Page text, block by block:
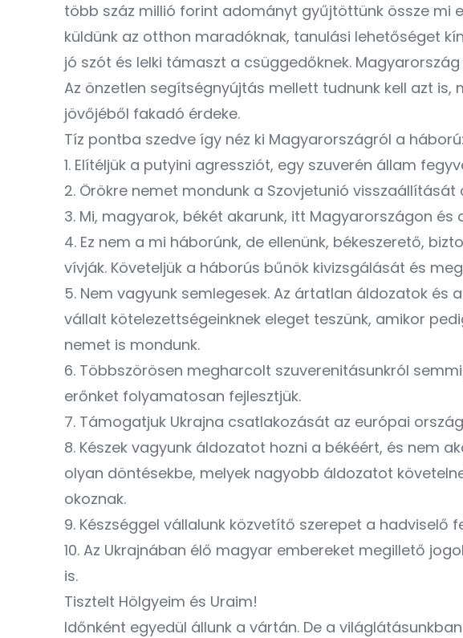
több száz millió forint adományt gyűjtöttünk össze mi
küldünk az otthon maradóknak, tanulási lehetőséget
jó szót és lelki támaszt a csüggedőknek.
Az önzetlen segítségnyújtás mellett tudnunk kell azt
jövőjéből fakadó érdeke.
Tíz pontba szedve így néz ki Magyarországról a háború:
1. Elítéljük a putyini agressziót, egy szuverén állam
2. Örökre nemet mondunk a Szovjetunió
3. Mi, magyarok, békét akarunk, itt Magyarországon
4. Ez nem a mi háborúnk, de ellenünk, békeszerető,
vívják. Követeljük a háborús bűnök kivizsgálását és
5. Nem vagyunk semlegesek. Az ártatlan áldozatok és
vállalt kötelezettségeinknek eleget teszünk, amikor
nemet is mondunk.
6. Többszörösen megharcolt szuverenitásunkról
erőnket folyamatosan fejlesztjük.
7. Támogatjuk Ukrajna csatlakozását az európai
8. Készek vagyunk áldozatot hozni a békéért, és nem
olyan döntésekbe, melyek nagyobb áldozatot
okoznak.
9. Készséggel vállalunk közvetítő szerepet a
10. Az Ukrajnában élő magyar embereket megillető
is.
Tisztelt Hölgyeim és Uraim!
Időnként egyedül állunk a vártán. De a